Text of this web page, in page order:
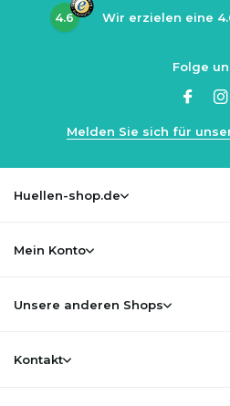
4.6 Wir erzielen eine
Folge
Melden Sie sich für
Huellen-shop.de
Mein Konto
Unsere anderen Shops
Kontakt